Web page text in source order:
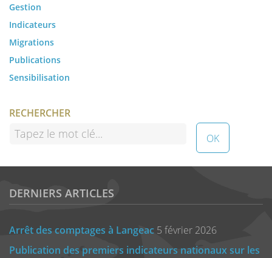
Gestion
Indicateurs
Migrations
Publications
Sensibilisation
RECHERCHER
DERNIERS ARTICLES
Arrêt des comptages à Langeac 5 février 2026
Publication des premiers indicateurs nationaux sur les